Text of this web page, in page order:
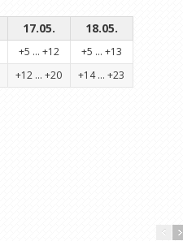
17.05. 18.05.
+5 ... +12
+5 ... +13
+12 ... +20 +14 ... +23